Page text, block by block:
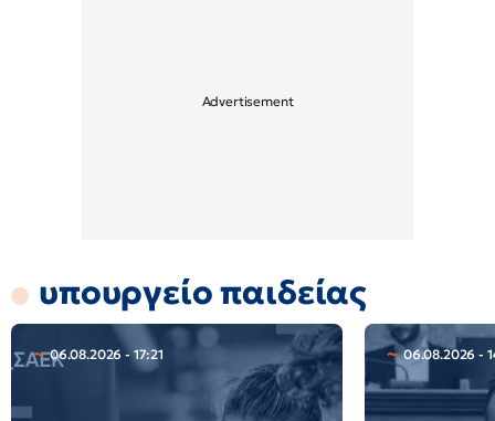
υπουργείο παιδείας
06.08.2026 - 17:21 06.08.2026 -